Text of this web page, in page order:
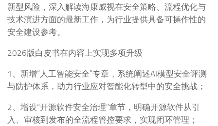
新型风险，深入解读海康威视在安全策略、流程优化与
技术演进方面的最新工作，为行业提供具备可操作性的
安全建设参考。
2026版白皮书在内容上实现多项升级
1、新增“人工智能安全”专章，系统阐述AI模型安全评测
与防护体系，助力行业应对智能化转型中的安全挑战；
2、增设“开源软件安全治理”章节，明确开源软件从引
入、审核到发布的全流程管控要求，实现闭环管理；